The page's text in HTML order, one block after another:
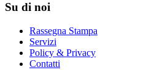
Su di noi
Rassegna Stampa
Servizi
Policy & Privacy
Contatti